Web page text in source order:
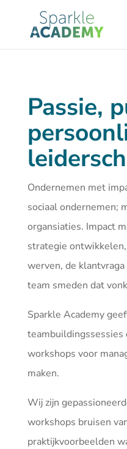
Passie,
Ondernemen met
sociaal ondernemen;
organsiaties. Impact
strategie
werven, de
team smeden dat
Sparkle Academy
workshops voor
maken.
Wij zijn
workshops bruisen
praktijkvoorbeelden